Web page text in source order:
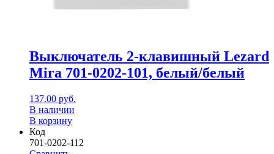
Выключатель 2-клавишный Lezard
Mira 701-0202-101, белый/белый
137.00 руб.
В наличии
В корзину
Код
701-0202-112